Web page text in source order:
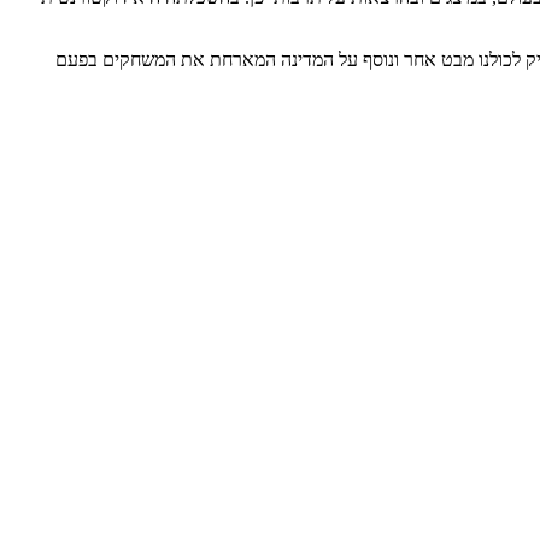
המשחקים, ויעניק לכולנו מבט אחר ונוסף על המדינה המארחת את המשחקים בפעם